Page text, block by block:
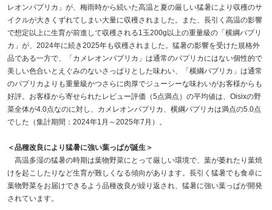
レオンパプリカ」が、梅雨時から続いた高温と夏の厳しい猛暑により収穫のサ
イクルが大きくずれてしまい大量に収穫されました。また、長引く高温の影響
で想定以上に生育が前進して収穫される1玉200g以上の重量級の「横綱パプリ
カ」が、2024年に続き2025年も収穫されました。猛暑の影響を受けた規格外
品である一方で、「カメレオンパプリカ」は通常のパプリカにはない個性的で
美しい色合いとえぐみのないさっぱりとした味わい、「横綱パプリカ」は通常
のパプリカよりも重量級かつさらに肉厚でジューシーな味わいがお客様からも
好評。お客様から寄せられたレビュー評価（5点満点）の平均値は、Oisixの野
菜全体が4.0点なのに対し、カメレオンパプリカ、横綱パプリカは満点の5.0点
でした（集計期間：2024年1月～2025年7月）。
＜品種改良により猛暑に強い葉っぱが誕生＞
高温多湿の猛暑の時期は葉物野菜にとって厳しい環境で、葉が萎れたり葉焼
けを起こしたりなど生育が難しくなる傾向があります。長引く猛暑でも食卓に
葉物野菜をお届けできるよう品種改良が繰り返され、猛暑に強い葉っぱが開発
されています。